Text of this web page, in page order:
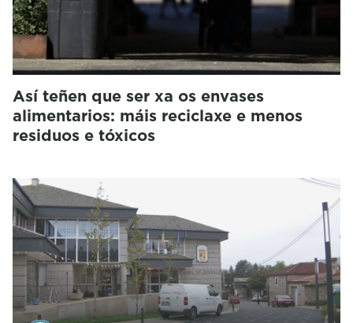
Así teñen que ser xa os envases
alimentarios: máis reciclaxe e menos
residuos e tóxicos